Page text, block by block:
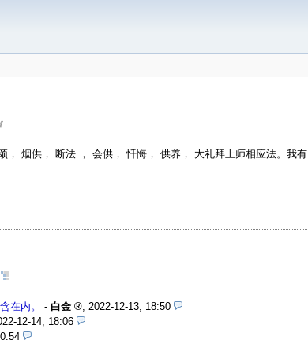
烟供， 断法 ， 会供， 忏悔， 供养， 大礼拜上师相应法。我有
在内。
- 白金
2022-12-13, 18:50
12-14, 18:06